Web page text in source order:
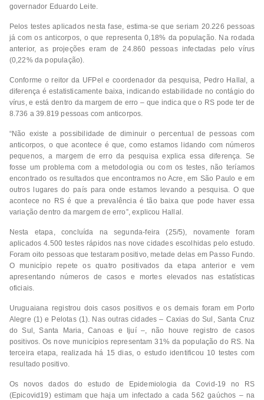
governador Eduardo Leite.
Pelos testes aplicados nesta fase, estima-se que seriam 20.226 pessoas
já com os anticorpos, o que representa 0,18% da população. Na rodada
anterior, as projeções eram de 24.860 pessoas infectadas pelo vírus
(0,22% da população).
Conforme o reitor da UFPel e coordenador da pesquisa, Pedro Hallal, a
diferença é estatisticamente baixa, indicando estabilidade no contágio do
vírus, e está dentro da margem de erro – que indica que o RS pode ter de
8.736 a 39.819 pessoas com anticorpos.
“Não existe a possibilidade de diminuir o percentual de pessoas com
anticorpos, o que acontece é que, como estamos lidando com números
pequenos, a margem de erro da pesquisa explica essa diferença. Se
fosse um problema com a metodologia ou com os testes, não teríamos
encontrado os resultados que encontramos no Acre, em São Paulo e em
outros lugares do país para onde estamos levando a pesquisa. O que
acontece no RS é que a prevalência é tão baixa que pode haver essa
variação dentro da margem de erro”, explicou Hallal.
Nesta etapa, concluída na segunda-feira (25/5), novamente foram
aplicados 4.500 testes rápidos nas nove cidades escolhidas pelo estudo.
Foram oito pessoas que testaram positivo, metade delas em Passo Fundo.
O município repete os quatro positivados da etapa anterior e vem
apresentando números de casos e mortes elevados nas estatísticas
oficiais.
Uruguaiana registrou dois casos positivos e os demais foram em Porto
Alegre (1) e Pelotas (1). Nas outras cidades – Caxias do Sul, Santa Cruz
do Sul, Santa Maria, Canoas e Ijuí –, não houve registro de casos
positivos. Os nove municípios representam 31% da população do RS. Na
terceira etapa, realizada há 15 dias, o estudo identificou 10 testes com
resultado positivo.
Os novos dados do estudo de Epidemiologia da Covid-19 no RS
(Epicovid19) estimam que haja um infectado a cada 562 gaúchos – na